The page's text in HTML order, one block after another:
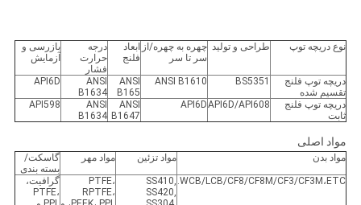
نوع دریچه توپ طراحی و تولید چهره به چهره/از
سر تا سر
ابعاد
فلنج
درجه
حرارت
فشار
بازرسی و
آزمایش
دریچه توپ فلنج
تقسیم شده
BS5351
ANSI B1610
ANSI
B165
ANSI
B1634
API6D
دریچه توپ فلنج
ثابت
API6D/API608
API6D
ANSI
B1647
ANSI
B1634
API598
مواد اصلی
مواد بدن مواد تزئین مواد مهر
گاسکت/
بسته بندی
WCB/LCB/CF8/CF8M/CF3/CF3M،ETC. SS410,
SS420,
PTFE،
RPTFE،
گرافیت،
PTFE،